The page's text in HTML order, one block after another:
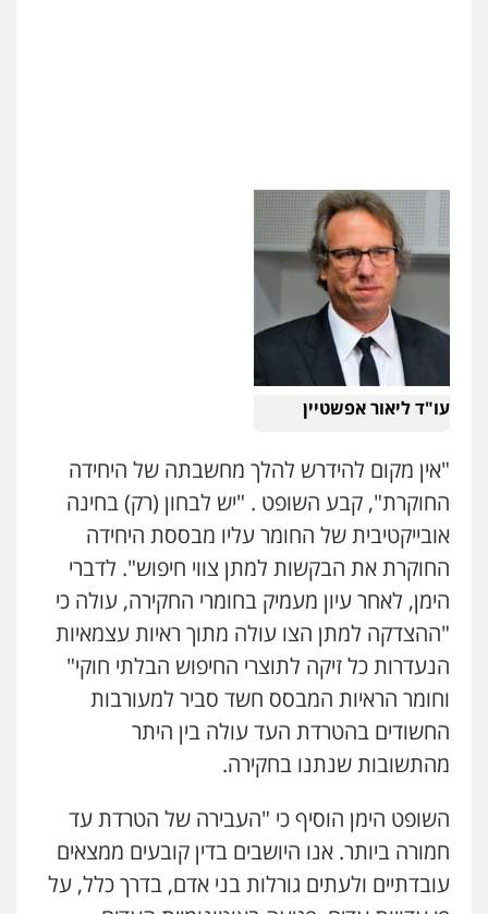
עו"ד ליאור אפשטיין
"אין מקום להידרש להלך מחשבתה של היחידה
החוקרת", קבע השופט . "יש לבחון (רק) בחינה
אובייקטיבית של החומר עליו מבססת היחידה
החוקרת את הבקשות למתן צווי חיפוש". לדברי
הימן, לאחר עיון מעמיק בחומרי החקירה, עולה כי
"ההצדקה למתן הצו עולה מתוך ראיות עצמאיות
הנעדרות כל זיקה לתוצרי החיפוש הבלתי חוקי"
וחומר הראיות המבסס חשד סביר למעורבות
החשודים בהטרדת העד עולה בין היתר
מהתשובות שנתנו בחקירה.
השופט הימן הוסיף כי "העבירה של הטרדת עד
חמורה ביותר. אנו היושבים בדין קובעים ממצאים
עובדתיים ולעתים גורלות בני אדם, בדרך כלל, על
פלילי כלכלי
וחקירות
0525199949
גל דהן – משרד עורך דין פלילי
פלילי פשיעה חמורה
וחקירות
חנא בולוס – משרד עורכי דין
0546661544
עו"ד אורי רינצקי
פלילי כלכלי ניהול משפטים
0506216813
עדי כרמלי – חברת עו"ד
פלילי כלכלי עורכי דין לענייני אסירים
0525060666
משפט פלילי ייצוג שוטרים וסוהרים חיילים
ועדות חקירה
0546312410